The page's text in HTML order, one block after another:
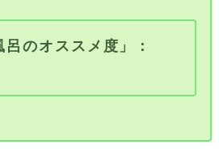
呂のオススメ度」：